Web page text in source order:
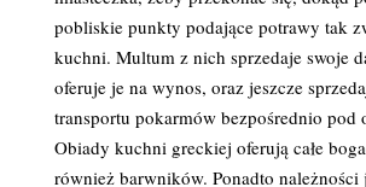
pobliskie punkty podające potrawy tak
kuchni. Multum z nich sprzedaje swoje
oferuje je na wynos, oraz jeszcze
transportu pokarmów bezpośrednio pod
Obiady kuchni greckiej oferują całe
również barwników. Ponadto należności